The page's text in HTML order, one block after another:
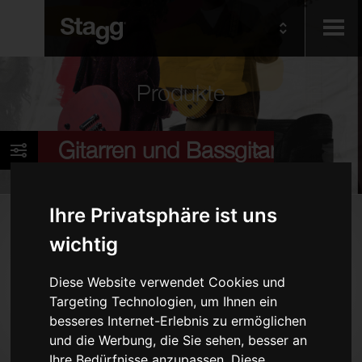
Ihre Privatsphäre ist uns
wichtig
Diese Website verwendet Cookies und
Targeting Technologien, um Ihnen ein
besseres Internet-Erlebnis zu ermöglichen
und die Werbung, die Sie sehen, besser an
Kids
Lighting
Produkte
Gitarren und Bassgitarren
Produkte
E-Gitarren
Akustikgitarren
Bassgitarren
Folk-Instrumente
Taschen und Cases